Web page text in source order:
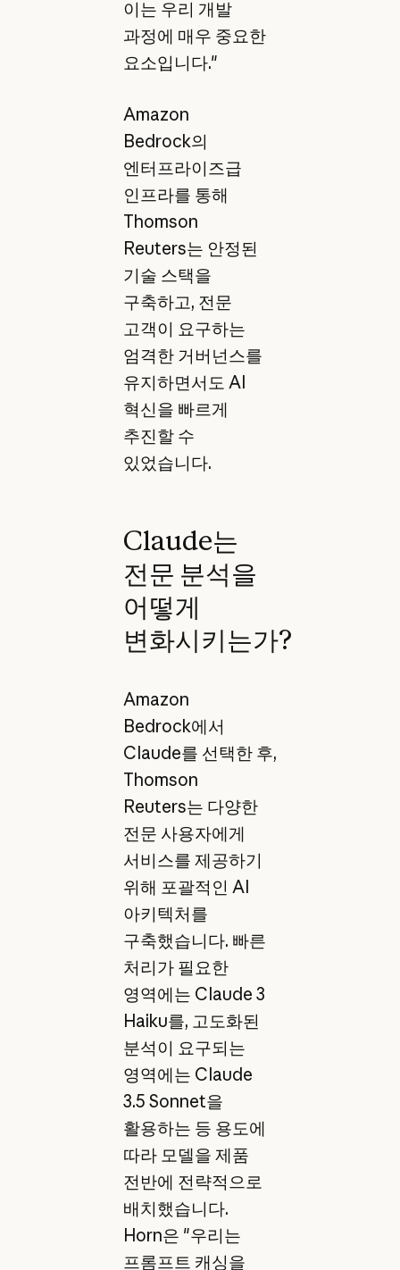
이는 우리 개발
과정에 매우 중요한
요소입니다."
Amazon
Bedrock의
엔터프라이즈급
인프라를 통해
Thomson
Reuters는 안정된
기술 스택을
구축하고, 전문
고객이 요구하는
엄격한 거버넌스를
유지하면서도 AI
혁신을 빠르게
추진할 수
있었습니다.
Claude는
전문 분석을
어떻게
변화시키는가?
Amazon
Bedrock에서
Claude를 선택한 후,
Thomson
Reuters는 다양한
전문 사용자에게
서비스를 제공하기
위해 포괄적인 AI
아키텍처를
구축했습니다. 빠른
처리가 필요한
영역에는 Claude 3
Haiku를, 고도화된
분석이 요구되는
영역에는 Claude
3.5 Sonnet을
활용하는 등 용도에
따라 모델을 제품
전반에 전략적으로
배치했습니다.
Horn은 "우리는
프롬프트 캐싱을